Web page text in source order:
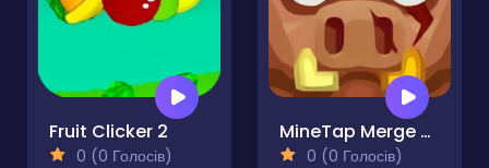
Fruit Clicker 2
0 (0 Голосів)
MineTap Merge Clicker
0 (0 Голосів)